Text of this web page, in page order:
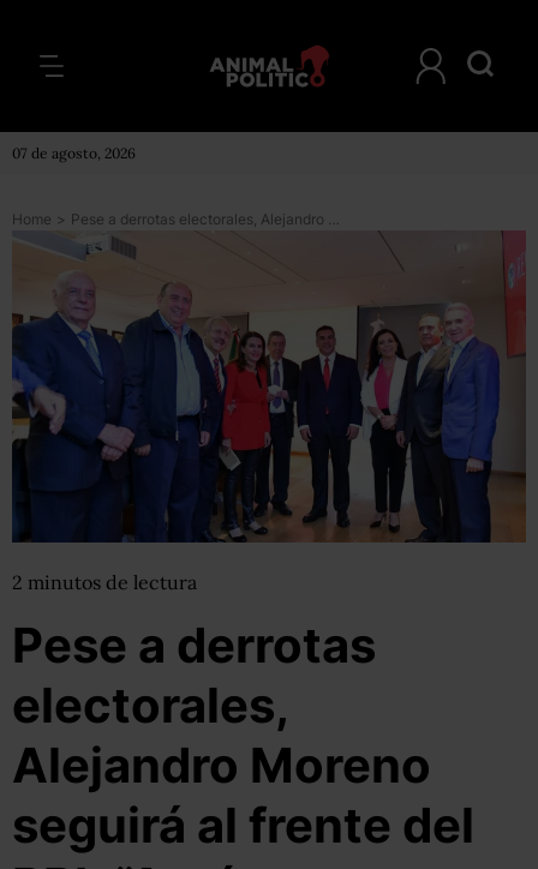
07 de agosto, 2026
Home > Pese a derrotas electorales, Alejandro Moreno seguirá al frente del PRI: “A mí no me puso un presidente, me puso la militancia”
2 minutos de lectura
Pese a derrotas
electorales,
Alejandro Moreno
seguirá al frente del